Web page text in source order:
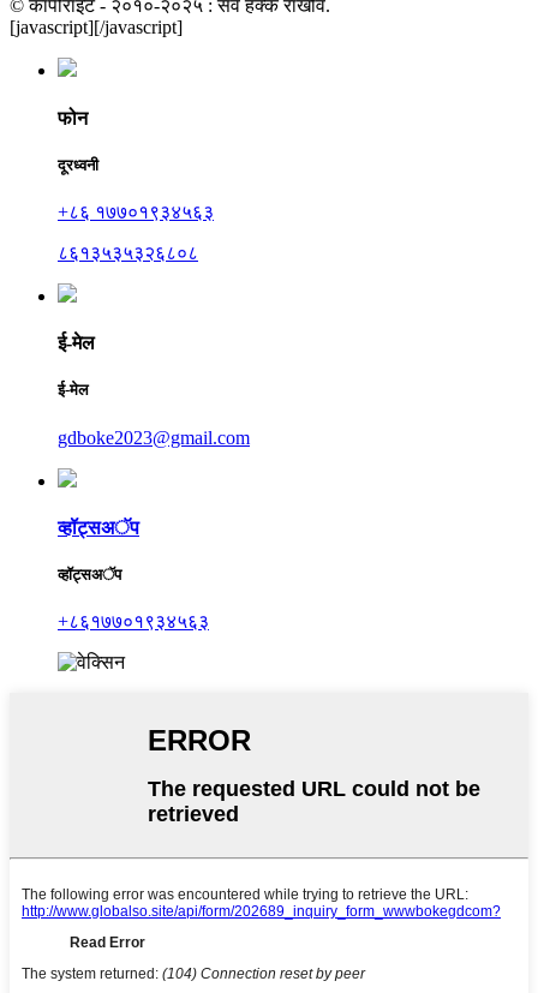
© कॉपीराइट - २०१०-२०२५ : सर्व हक्क राखीव.
[javascript][/javascript]
फोन
दूरध्वनी
+८६ १७७०१९३४५६३
८६१३५३५३२६८०८
ई-मेल
ई-मेल
gdboke2023@gmail.com
व्हॉट्सअॅप
व्हॉट्सअॅप
+८६१७७०१९३४५६३